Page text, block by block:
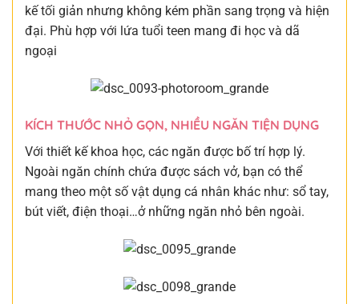
kế tối giản nhưng không kém phần sang trọng và hiện
đại. Phù hợp với lứa tuổi teen mang đi học và dã
ngoại
KÍCH THƯỚC NHỎ GỌN, NHIỀU NGĂN TIỆN DỤNG
Với thiết kế khoa học, các ngăn được bố trí hợp lý.
Ngoài ngăn chính chứa được sách vở, bạn có thể
mang theo một số vật dụng cá nhân khác như: sổ tay,
bút viết, điện thoại…ở những ngăn nhỏ bên ngoài.